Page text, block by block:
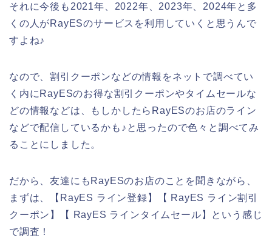
それに今後も2021年、2022年、2023年、2024年と多
くの人がRayESのサービスを利用していくと思うんで
すよね♪
なので、割引クーポンなどの情報をネットで調べてい
く内にRayESのお得な割引クーポンやタイムセールな
どの情報などは、もしかしたらRayESのお店のライン
などで配信しているかも♪と思ったので色々と調べてみ
ることにしました。
だから、友達にもRayESのお店のことを聞きながら、
まずは、【RayES ライン登録】【 RayES ライン割引
クーポン】【 RayES ラインタイムセール】という感じ
で調査！